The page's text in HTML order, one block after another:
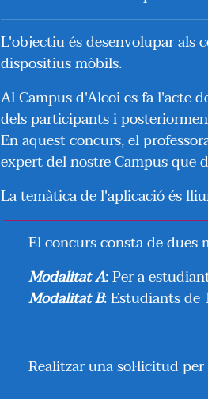
L'objectiu és desenvolupar als
dispositius mòbils.
Al Campus d'Alcoi es fa l'acte
dels participants i
En aquest concurs, el
expert del nostre Campus que
La temàtica de l'aplicació és
El concurs consta de dues
Modalitat A: Per a
Modalitat B: Estudiants de
Realitzar una sol·licitud